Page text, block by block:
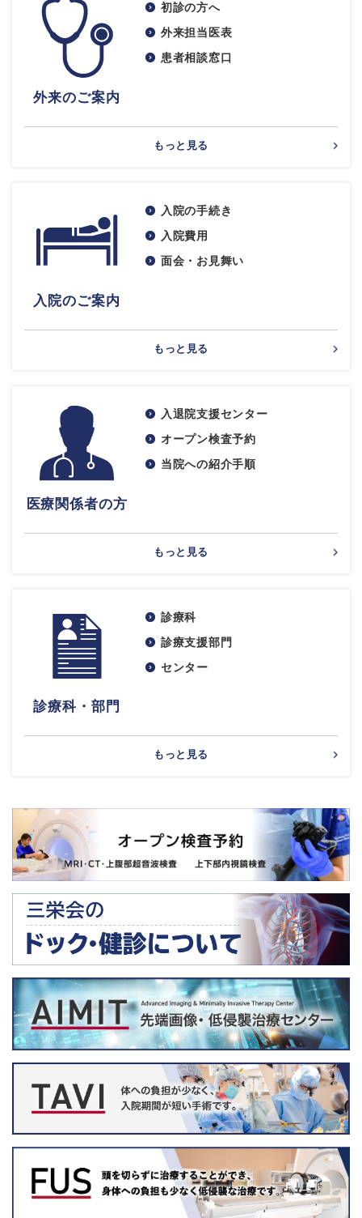
外来のご案内
初診の方へ
外来担当医表
患者相談窓口
もっと見る
入院のご案内
入院の手続き
入院費用
面会・お見舞い
もっと見る
医療関係者の方
入退院支援センター
オープン検査予約
当院への紹介手順
もっと見る
診療科・部門
診療科
診療支援部門
センター
もっと見る